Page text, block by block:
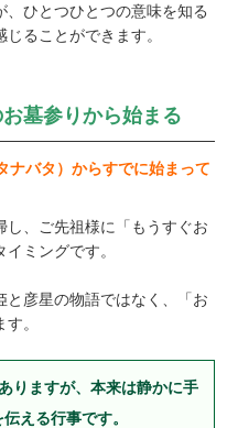
ひとつひとつの意味を知る
ることができます。
墓参りから始まる
バタ）からすでに始まって
し、ご先祖様に「もうすぐお
ミングです。
彦星の物語ではなく、「お
。
りますが、本来は静かに手
える行事です。